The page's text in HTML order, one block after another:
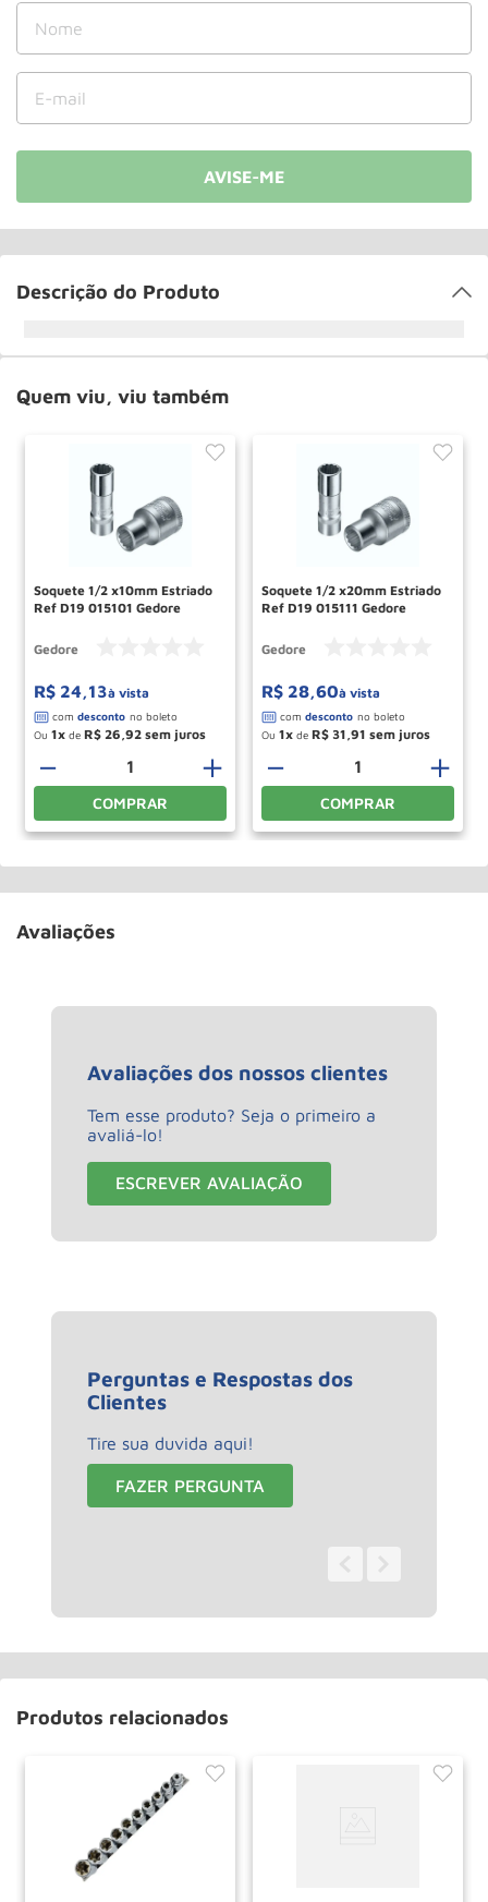
Descrição do Produto
Quem viu, viu também
Soquete 1/2 x10mm Estriado
Ref D19 015101 Gedore
Gedore
R$ 24 13à vista
Ou 1 de R$ 26 92
＋
－
COMPRAR
Soquete 1/2 x20mm Estriado
Ref D19 015111 Gedore
Gedore
R$ 28 60à vista
Ou 1 de R$ 31 91
＋
－
COMPRAR
Avaliações
Avaliações dos nossos clientes
Tem esse produto? Seja o primeiro a
avaliá-lo!
ESCREVER AVALIAÇÃO
Perguntas e Respostas dos
Clientes
Tire sua duvida aqui!
FAZER PERGUNTA
Produtos relacionados